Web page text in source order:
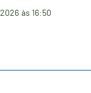
às 16:50